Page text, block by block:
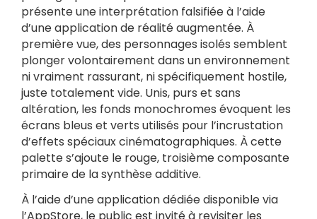
présente une interprétation falsifiée à l’aide
d’une application de réalité augmentée. À
première vue, des personnages isolés semblent
plonger volontairement dans un environnement
ni vraiment rassurant, ni spécifiquement hostile,
juste totalement vide. Unis, purs et sans
altération, les fonds monochromes évoquent les
écrans bleus et verts utilisés pour l’incrustation
d’effets spéciaux cinématographiques. À cette
palette s’ajoute le rouge, troisième composante
primaire de la synthèse additive.
À l’aide d’une application dédiée disponible via